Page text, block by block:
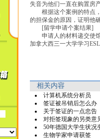
失音为他们一直在购置房
根据这个案例的特点，
的担保金的原因，证明他
[留学申请个案结果]
申请人的材料递交使馆
加拿大西三一大学学习
相关内容
计算机系统分析员
签证被吊销后怎么办
关于签证的一点忠告
对拒签现象的另类意
50年德国大学生状况
生物学家申请获签